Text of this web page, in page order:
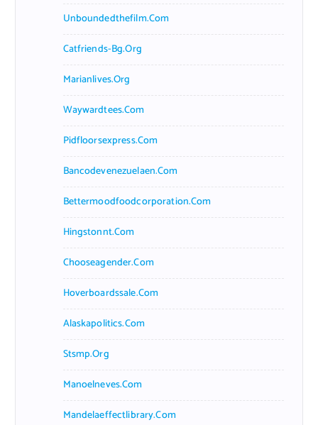
Unboundedthefilm.com
Catfriends-Bg.org
Marianlives.org
Waywardtees.com
Pidfloorsexpress.com
Bancodevenezuelaen.com
Bettermoodfoodcorporation.com
Hingstonnt.com
Chooseagender.com
Hoverboardssale.com
Alaskapolitics.com
Stsmp.org
Manoelneves.com
Mandelaeffectlibrary.com